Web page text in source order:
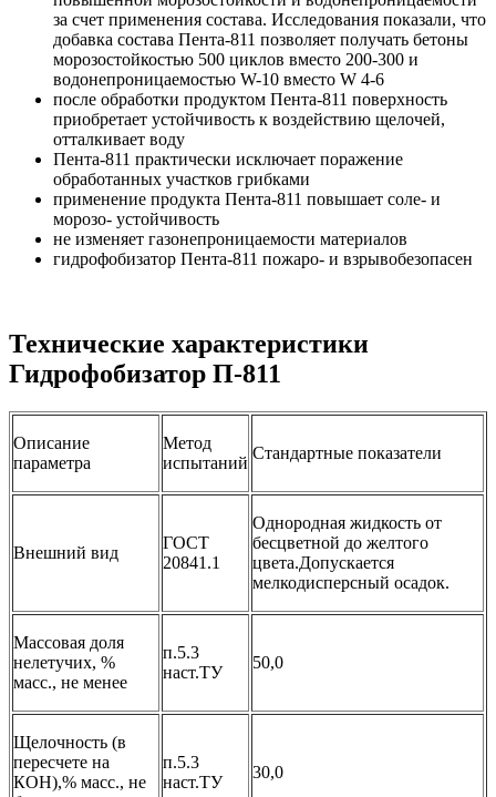
за счет применения состава. Исследования показали, что
добавка состава Пента-811 позволяет получать бетоны
морозостойкостью 500 циклов вместо 200-300 и
водонепроницаемостью W-10 вместо W 4-6
после обработки продуктом Пента-811 поверхность
приобретает устойчивость к воздействию щелочей,
отталкивает воду
Пента-811 практически исключает поражение
обработанных участков грибками
применение продукта Пента-811 повышает соле- и
морозо- устойчивость
не изменяет газонепроницаемости материалов
гидрофобизатор Пента-811 пожаро- и взрывобезопасен
Технические характеристики
Гидрофобизатор П-811
Описание
параметра
Метод
испытаний
Стандартные показатели
Внешний вид
ГОСТ
20841.1
Однородная жидкость от
бесцветной до желтого
цвета.Допускается
мелкодисперсный осадок.
Массовая доля
нелетучих, %
масс., не менее
п.5.3
наст.ТУ
50,0
Щелочность (в
пересчете на
КОН),% масс., не
п.5.3
наст.ТУ
30,0